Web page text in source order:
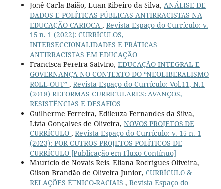
Jonê Carla Baião, Luan Ribeiro da Silva, ANÁLISE DE
DADOS E POLÍTICAS PÚBLICAS ANTIRRACISTAS NA
EDUCAÇÃO CARIOCA , Revista Espaço do Currículo: v.
15 n. 1 (2022): CURRÍCULOS,
INTERSECCIONALIDADES E PRÁTICAS
ANTIRRACISTAS EM EDUCAÇÃO
Francisca Pereira Salvino, EDUCAÇÃO INTEGRAL E
GOVERNANÇA NO CONTEXTO DO “NEOLIBERALISMO
ROLL-OUT” , Revista Espaço do Currículo: Vol.11, N.1
(2018) REFORMAS CURRICULARES: AVANÇOS,
RESISTÊNCIAS E DESAFIOS
Guilherme Ferreira, Edileuza Fernandes da Silva,
Lívia Gonçalves de Oliveira, NOVOS PROJETOS DE
CURRÍCULO , Revista Espaço do Currículo: v. 16 n. 1
(2023): POR OUTROS PROJETOS POLÍTICOS DE
CURRÍCULO [Publicação em Fluxo Contínuo]
Maurício de Novais Reis, Eliana Rodrigues Oliveira,
Gilson Brandão de Oliveira Junior, CURRÍCULO &
RELAÇÕES ÉTNICO-RACIAIS , Revista Espaço do